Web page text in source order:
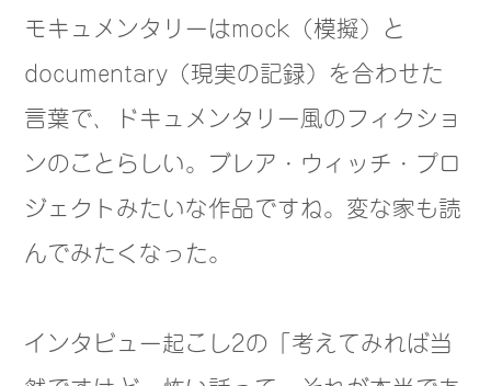
モキュメンタリーはmock（模擬）と
documentary（現実の記録）を合わせた
言葉で、ドキュメンタリー風のフィクショ
ンのことらしい。ブレア・ウィッチ・プロ
ジェクトみたいな作品ですね。変な家も読
んでみたくなった。
インタビュー起こし2の「考えてみれば当